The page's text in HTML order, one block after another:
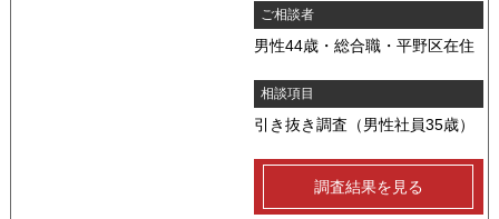
ご相談者
男性44歳・総合職・平野区在住
相談項目
引き抜き調査（男性社員35歳）
調査結果を見る